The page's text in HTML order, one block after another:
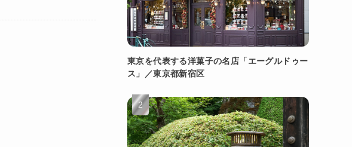
東京を代表する洋菓子の名店「エーグルドゥー
ス」／東京都新宿区